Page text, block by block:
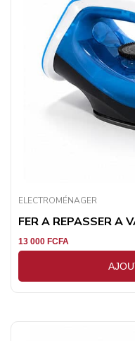
ELECTROMÉNAGER
FER A REPASSER A
13 000 FCFA